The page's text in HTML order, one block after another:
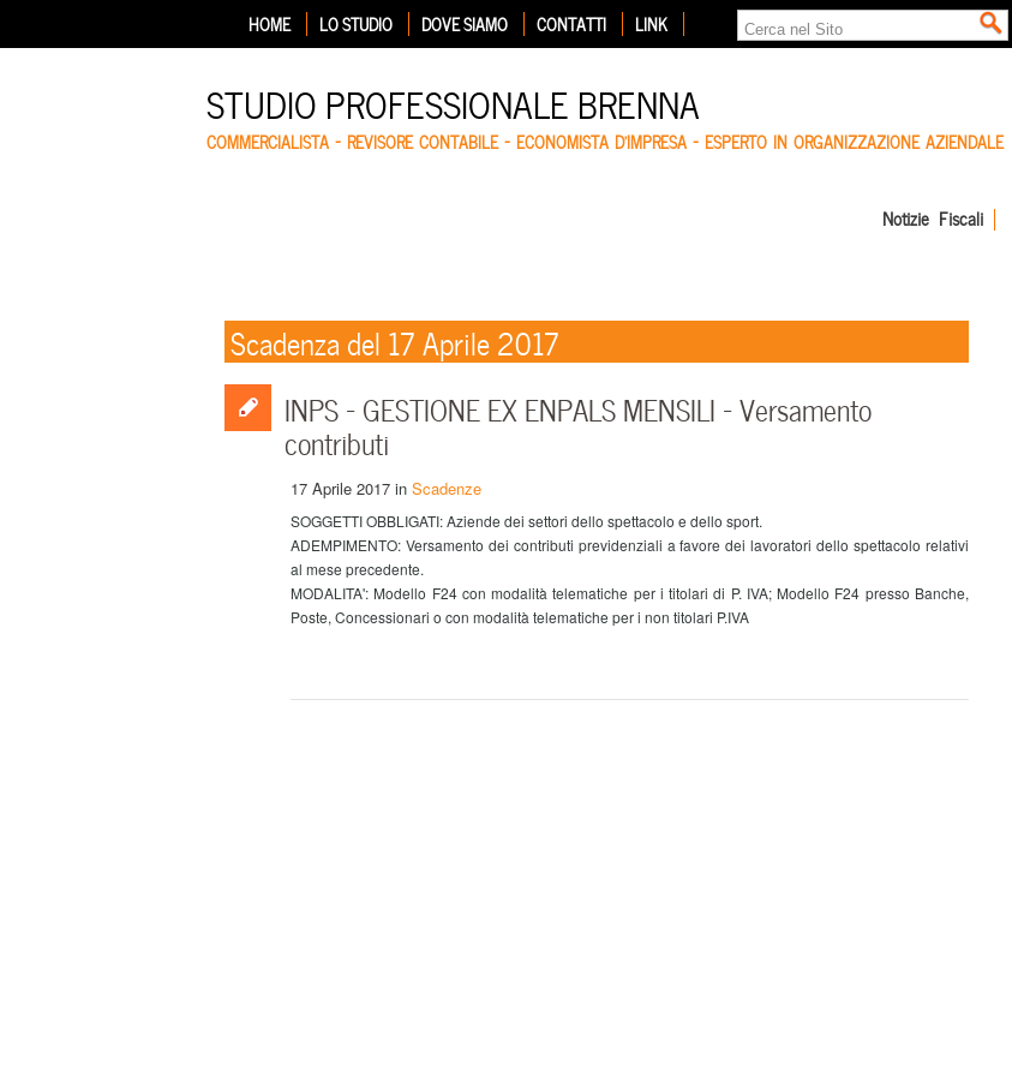
HOME LO STUDIO DOVE SIAMO CONTATTI LINK
STUDIO PROFESSIONALE BRENNA
COMMERCIALISTA – REVISORE CONTABILE – ECONOMISTA D'IMPRESA – ESPERTO IN ORGANIZZAZIONE AZIENDALE
Notizie Fiscali
Scadenza del 17 Aprile 2017
INPS – GESTIONE EX ENPALS MENSILI – Versamento
contributi
17 Aprile 2017 in Scadenze
SOGGETTI OBBLIGATI: Aziende dei settori dello spettacolo e dello sport.
ADEMPIMENTO: Versamento dei contributi previdenziali a favore dei lavoratori dello spettacolo relativi
al mese precedente.
MODALITA': Modello F24 con modalità telematiche per i titolari di P. IVA; Modello F24 presso Banche,
Poste, Concessionari o con modalità telematiche per i non titolari P.IVA